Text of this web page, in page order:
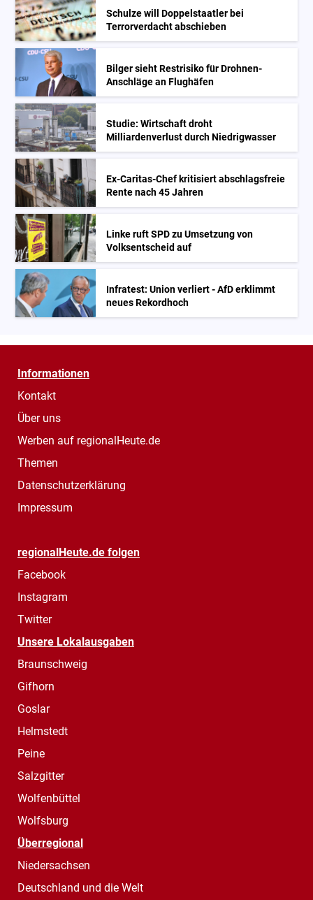
Schulze will Doppelstaatler bei
Terrorverdacht abschieben
Bilger sieht Restrisiko für Drohnen-
Anschläge an Flughäfen
Studie: Wirtschaft droht
Milliardenverlust durch Niedrigwasser
Ex-Caritas-Chef kritisiert abschlagsfreie
Rente nach 45 Jahren
Linke ruft SPD zu Umsetzung von
Volksentscheid auf
Infratest: Union verliert - AfD erklimmt
neues Rekordhoch
Informationen
Kontakt
Über uns
Werben auf regionalHeute.de
Themen
Datenschutzerklärung
Impressum
regionalHeute.de folgen
Facebook
Instagram
Twitter
Unsere Lokalausgaben
Braunschweig
Gifhorn
Goslar
Helmstedt
Peine
Salzgitter
Wolfenbüttel
Wolfsburg
Überregional
Niedersachsen
Deutschland und die Welt